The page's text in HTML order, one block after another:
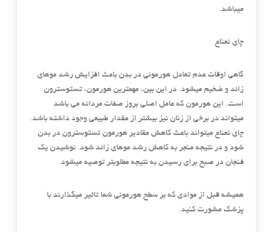
میباشد.
چای نعناع
گاهی اوقات عدم تعادل هورمونی در بدن باعث افزایش رشد موهای
زائد و ضخیم میشود. در این بین، مهمترین هورمون، تستوسترون
است. این هورمون که عامل اصلی بروز صفات مردانه می باشد
میتواند در برخی از زنان نیز بیشتر از مقدار طبیعی وجود داشته باشد.
چای نعناع میتواند باعث کاهش مقادیر هورمون تستوسترون در بدن
شود و در نتیجه منجر به کاهش رشد موهای زائد شود. نوشیدن یک
فنجان در صبح برای رسیدن به نتیجه مطلوبتر توصیه میشود.
همیشه قبل از موادی که بر سطح هورمونی شما تاثیر میگذارند با
پزشک مشورت کنید.